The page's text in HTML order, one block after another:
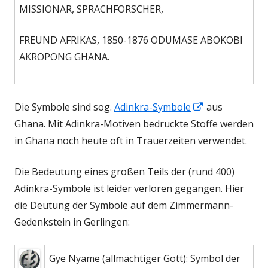
MISSIONAR, SPRACHFORSCHER,
FREUND AFRIKAS, 1850-1876 ODUMASE ABOKOBI
AKROPONG GHANA.
Die Symbole sind sog. Adinkra-Symbole
In
neuem
Fenster
aus
Ghana. Mit Adinkra-Motiven bedruckte Stoffe werden
in Ghana noch heute oft in Trauerzeiten verwendet.
Die Bedeutung eines großen Teils der (rund 400)
Adinkra-Symbole ist leider verloren gegangen. Hier
die Deutung der Symbole auf dem Zimmermann-
Gedenkstein in Gerlingen:
Gye Nyame (allmächtiger Gott): Symbol der